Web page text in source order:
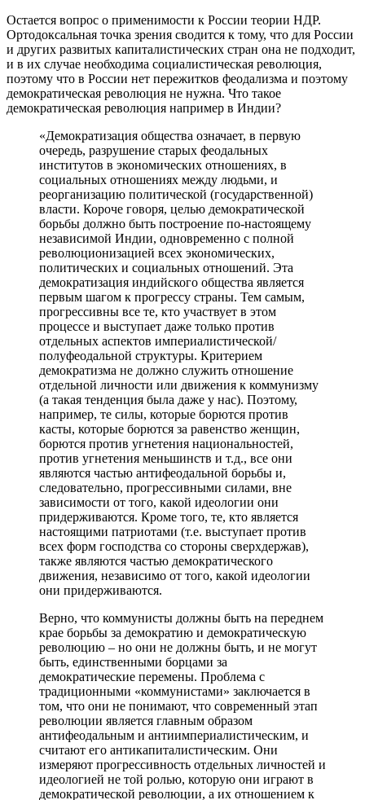
Остается вопрос о применимости к России теории НДР.
Ортодоксальная точка зрения сводится к тому, что для России
и других развитых капиталистических стран она не подходит,
и в их случае необходима социалистическая революция,
поэтому что в России нет пережитков феодализма и поэтому
демократическая революция не нужна. Что такое
демократическая революция например в Индии?
«Демократизация общества означает, в первую
очередь, разрушение старых феодальных
институтов в экономических отношениях, в
социальных отношениях между людьми, и
реорганизацию политической (государственной)
власти. Короче говоря, целью демократической
борьбы должно быть построение по-настоящему
независимой Индии, одновременно с полной
революционизацией всех экономических,
политических и социальных отношений. Эта
демократизация индийского общества является
первым шагом к прогрессу страны. Тем самым,
прогрессивны все те, кто участвует в этом
процессе и выступает даже только против
отдельных аспектов империалистической/
полуфеодальной структуры. Критерием
демократизма не должно служить отношение
отдельной личности или движения к коммунизму
(а такая тенденция была даже у нас). Поэтому,
например, те силы, которые борются против
касты, которые борются за равенство женщин,
борются против угнетения национальностей,
против угнетения меньшинств и т.д., все они
являются частью антифеодальной борьбы и,
следовательно, прогрессивными силами, вне
зависимости от того, какой идеологии они
придерживаются. Кроме того, те, кто является
настоящими патриотами (т.е. выступает против
всех форм господства со стороны сверхдержав),
также являются частью демократического
движения, независимо от того, какой идеологии
они придерживаются.
Верно, что коммунисты должны быть на переднем
крае борьбы за демократию и демократическую
революцию – но они не должны быть, и не могут
быть, единственными борцами за
демократические перемены. Проблема с
традиционными «коммунистами» заключается в
том, что они не понимают, что современный этап
революции является главным образом
антифеодальным и антиимпериалистическим, и
считают его антикапиталистическим. Они
измеряют прогрессивность отдельных личностей и
идеологией не той ролью, которую они играют в
демократической революции, а их отношением к